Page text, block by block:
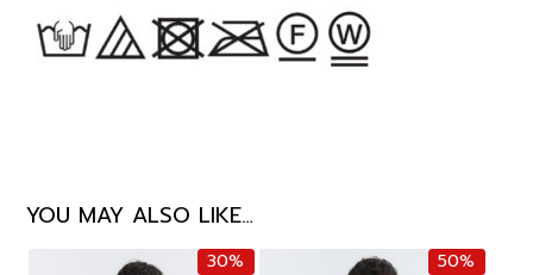
YOU MAY ALSO LIKE…
30% 50%